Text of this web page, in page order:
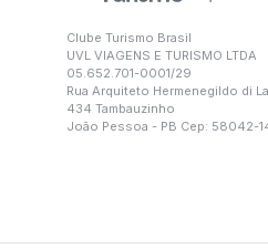
Clube Turismo Brasil
UVL VIAGENS E TURISMO LTDA
05.652.701-0001/29
Rua Arquiteto Hermenegildo di
434 Tambauzinho
João Pessoa - PB Cep: 58042-